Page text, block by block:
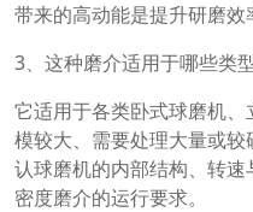
带来的高动能是提升研磨效
3、这种磨介适用于哪些类
它适用于各类卧式球磨机
模较大、需要处理大量或
认球磨机的内部结构、转
密度磨介的运行要求。